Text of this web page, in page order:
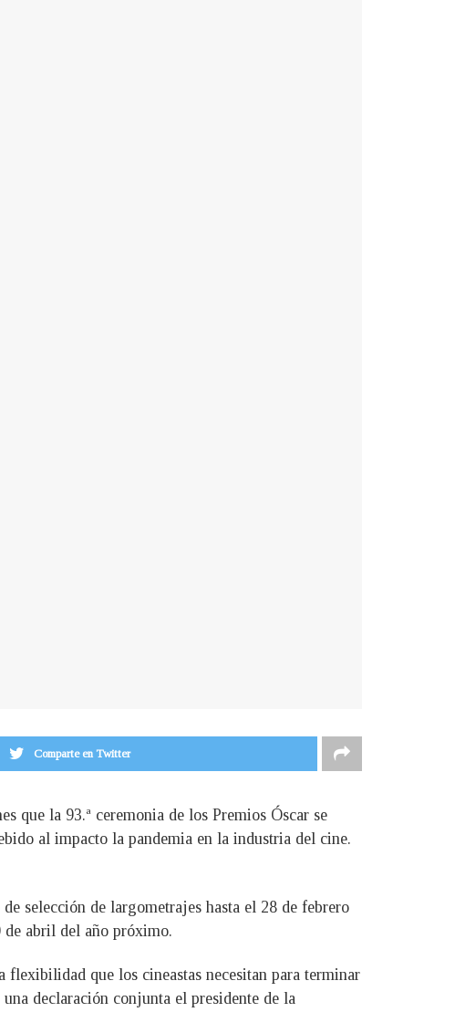
Comparte en Twitter
que la 93.ª ceremonia de los Premios Óscar se
al impacto la pandemia en la industria del cine.
selección de largometrajes hasta el 28 de febrero
de abril del año próximo.
que los cineastas necesitan para terminar
declaración conjunta el presidente de la